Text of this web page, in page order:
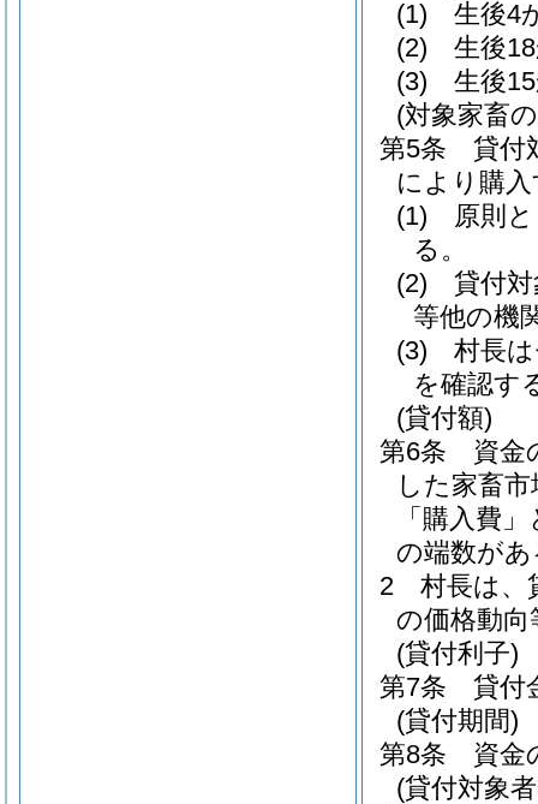
(1)
生後4
(2)
生後
(3)
生後
(対象家畜
第5条
貸付
により購
(1)
原則
る。
(2)
貸付
等他の機
(3)
村長
を確認す
(貸付額)
第6条
資金
した家畜
「購入費
の端数が
2
村長は、
の価格動
(貸付利子)
第7条
貸付
(貸付期間)
第8条
資金
(貸付対象